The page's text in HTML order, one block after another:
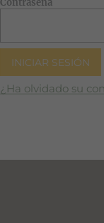
Contraseña
¿Ha olvidado su